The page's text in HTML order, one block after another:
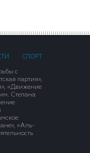
СПОРТ
с
партия»,
«Движение
Степана
«Аль-